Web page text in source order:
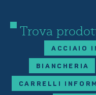
Trova
ACCIAIO
BIANCHERIA
CARRELLI